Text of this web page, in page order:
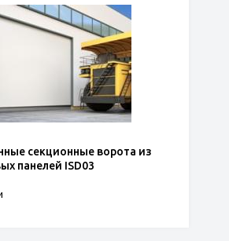
секционные ворота из
панелей ISD03